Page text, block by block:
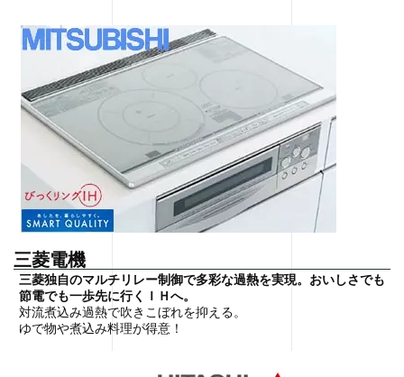
三菱電機
三菱独自のマルチリレー制御で多彩な過熱を実現。おいしさでも
節電でも一歩先に行くＩＨへ。
対流煮込み過熱で吹きこぼれを抑える。
ゆで物や煮込み料理が得意！